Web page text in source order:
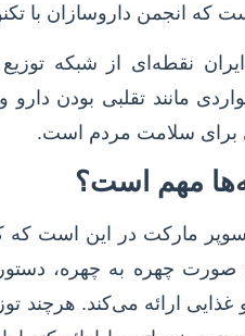
که انجمن داروسازان با
نقطه‌ای از شبکه
مانند تقلبی بودن
برای سلامت مردم است.
مهم است؟
سوپر مارکت در این است که
چهره به چهره،
ارائه می‌کند. هرچند